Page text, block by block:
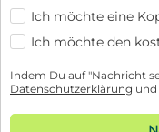
Ich möchte eine
Ich möchte den
Indem Du auf "Nachricht
Datenschutzerklärung und